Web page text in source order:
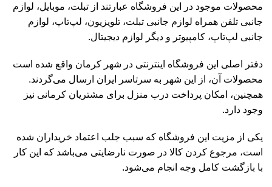
محصولات موجود در این فروشگاه عبارتند از تبلت، موبایل، لوازم
جانبی تلفن همراه لوازم جانبی تبلت، تلویزیون، لپ‌تاپ، لوازم
جانبی لپ‌تاپ، کامپیوتر و دیگر لوازم دیجیتال.
دفتر اصلی این فروشگاه اینترنتی در شهر کرمان واقع شده است
محصولات آن، از این شهر به سرتاسر ایران ارسال می‌گردند.
همچنین، امکان پرداخت درب منزل برای مشتریان کرمانی نیز
وجود دارد.
یکی از مزیت این فروشگاه که سبب جلب اعتماد خریداران شده
است، مرجوع‌ کردن کالا در صورت نارضایتی می‌باشد که این کار
با بازگشت کامل وجه انجام می‌شود.